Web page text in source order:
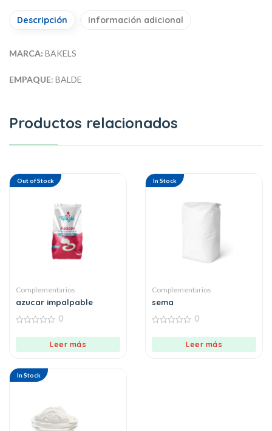
Descripción Información adicional
MARCA: BAKELS
EMPAQUE: BALDE
Productos relacionados
Out of Stock
Complementarios
azucar impalpable
out
5
0
Leer más
In Stock
Complementarios
sema
out
5
0
Leer más
In Stock